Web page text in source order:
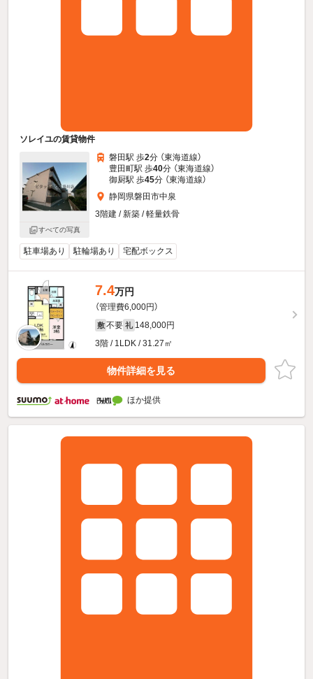
ソレイユの賃貸物件
すべての写真
磐田駅 歩2分 （東海道線）
豊田町駅 歩40分 （東海道線）
御厨駅 歩45分 （東海道線）
静岡県磐田市中泉
3階建 / 新築 / 軽量鉄骨
駐車場あり 駐輪場あり 宅配ボックス
7.4万円
（管理費6,000円）
敷 不要 礼 148,000円
3階 / 1LDK / 31.27㎡
物件詳細を見る
ほか提供